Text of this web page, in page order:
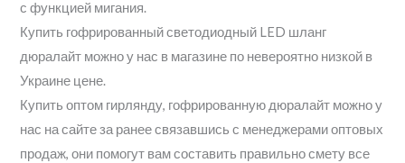
с функцией мигания.
Купить гофрированный светодиодный LED шланг
дюралайт можно у нас в магазине по невероятно низкой в
Украине цене.
Купить оптом гирлянду, гофрированную дюралайт можно у
нас на сайте за ранее связавшись с менеджерами оптовых
продаж, они помогут вам составить правильно смету все